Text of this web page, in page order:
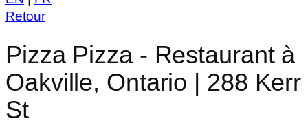
Retour
Pizza Pizza - Restaurant à
Oakville, Ontario | 288 Kerr
St